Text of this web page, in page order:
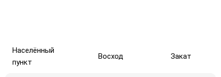
Населённый
пункт
Восход Закат